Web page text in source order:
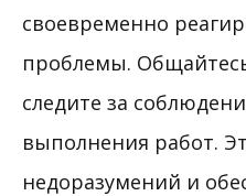
своевременно
проблемы.
следите за
выполнения работ.
недоразумений и